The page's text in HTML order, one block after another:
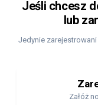
Jeśli chcesz
lub
Jedynie
Załóż